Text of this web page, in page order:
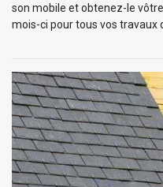
son mobile et obtenez-le
mois-ci pour tous vos travaux